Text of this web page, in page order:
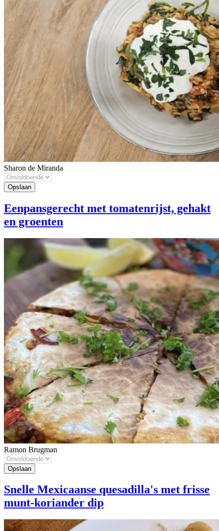
Sharon de Miranda
Eenpansgerecht met tomatenrijst, gehakt
en groenten
Ramon Brugman
Snelle Mexicaanse quesadilla's met frisse
munt-koriander dip